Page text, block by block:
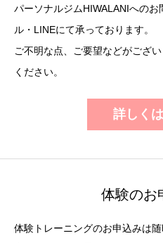
パーソナルジムHIWALANIへの
ル・LINEにて承っております。
ご不明な点、ご要望などがござ
ください。
詳しく
体験のお
体験トレーニングのお申込みは